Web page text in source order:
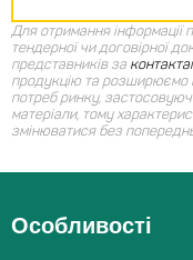
Для отримання інформації
тендерної чи договірної
представників за
продукцію та розширюємо
потреб ринку,
матеріали, тому
змінюватися без
Особливості